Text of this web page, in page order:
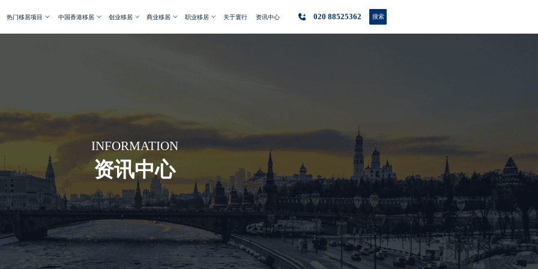
热门移居项目 中国香港移居 创业移居 商业移居 职业移居 关于寰行 资讯中心 020 88525362 搜索
INFORMATION
资讯中心